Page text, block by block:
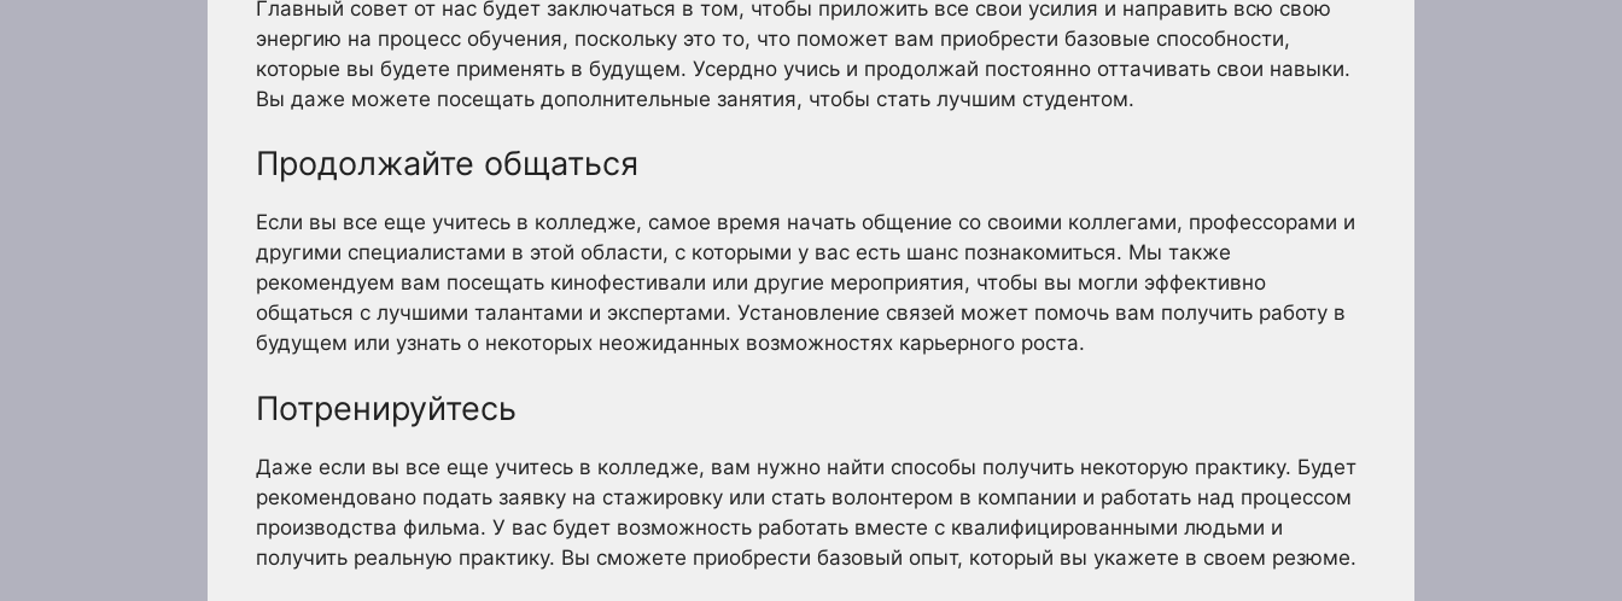
Главный совет от нас будет заключаться в том, чтобы приложить все свои усилия и направить всю свою
энергию на процесс обучения, поскольку это то, что поможет вам приобрести базовые способности,
которые вы будете применять в будущем. Усердно учись и продолжай постоянно оттачивать свои навыки.
Вы даже можете посещать дополнительные занятия, чтобы стать лучшим студентом.
Продолжайте общаться
Если вы все еще учитесь в колледже, самое время начать общение со своими коллегами, профессорами и
другими специалистами в этой области, с которыми у вас есть шанс познакомиться. Мы также
рекомендуем вам посещать кинофестивали или другие мероприятия, чтобы вы могли эффективно
общаться с лучшими талантами и экспертами. Установление связей может помочь вам получить работу в
будущем или узнать о некоторых неожиданных возможностях карьерного роста.
Потренируйтесь
Даже если вы все еще учитесь в колледже, вам нужно найти способы получить некоторую практику. Будет
рекомендовано подать заявку на стажировку или стать волонтером в компании и работать над процессом
производства фильма. У вас будет возможность работать вместе с квалифицированными людьми и
получить реальную практику. Вы сможете приобрести базовый опыт, который вы укажете в своем резюме.